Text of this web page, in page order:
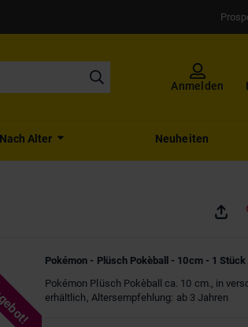
Anmelden
Nach Alter Neuheiten
Pokémon - Plüsch Pokèball - 10cm - 1 Stück
Pokémon Plüsch Pokèball ca. 10 cm., in
erhältlich, Altersempfehlung: ab 3 Jahren